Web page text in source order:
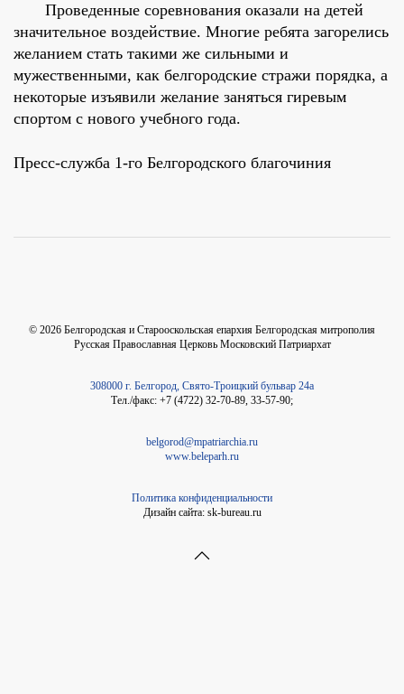
Проведенные соревнования оказали на детей
значительное воздействие. Многие ребята загорелись
желанием стать такими же сильными и
мужественными, как белгородские стражи порядка, а
некоторые изъявили желание заняться гиревым
спортом с нового учебного года.
Пресс-служба 1-го Белгородского благочиния
© 2026 Белгородская и Старооскольская епархия Белгородская митрополия
Русская Православная Церковь Московский Патриархат
308000 г. Белгород, Свято-Троицкий бульвар 24а
Тел./факс: +7 (4722) 32-70-89, 33-57-90;
belgorod@mpatriarchia.ru
www.beleparh.ru
Политика конфиденциальности
Дизайн сайта: sk-bureau.ru